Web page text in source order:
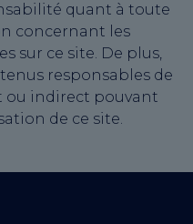
quant à toute
concernant les
sur ce site. De plus,
responsables de
indirect pouvant
de ce site.